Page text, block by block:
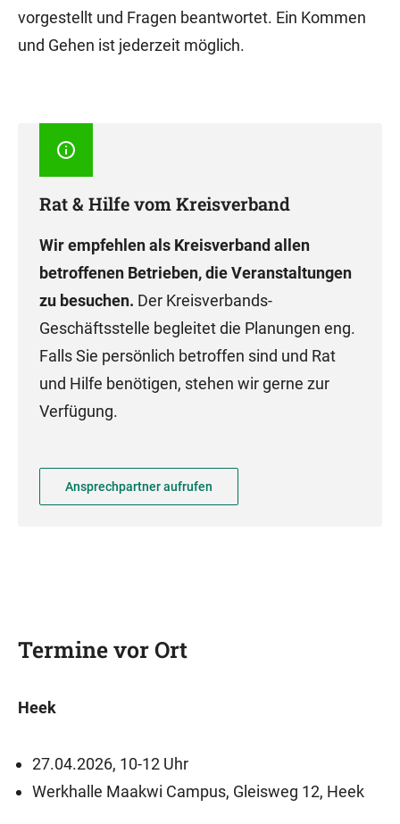
vorgestellt und Fragen beantwortet. Ein Kommen
und Gehen ist jederzeit möglich.
Rat & Hilfe vom Kreisverband
Wir empfehlen als Kreisverband allen
betroffenen Betrieben, die Veranstaltungen
zu besuchen. Der Kreisverbands-
Geschäftsstelle begleitet die Planungen eng.
Falls Sie persönlich betroffen sind und Rat
und Hilfe benötigen, stehen wir gerne zur
Verfügung.
Ansprechpartner aufrufen
Termine vor Ort
Heek
27.04.2026, 10-12 Uhr
Werkhalle Maakwi Campus, Gleisweg 12, Heek